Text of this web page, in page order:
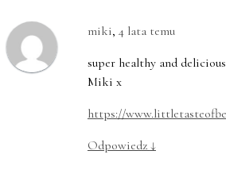
miki, 4 lata temu
super healthy and
Miki x
https://
Odpowiedz ↓